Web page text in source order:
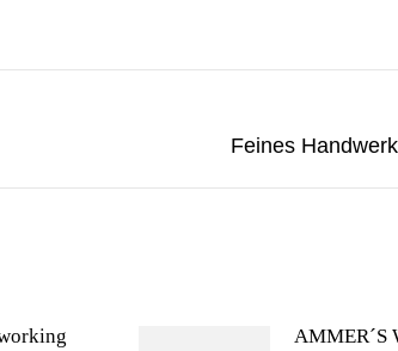
Feines
AMMER´S